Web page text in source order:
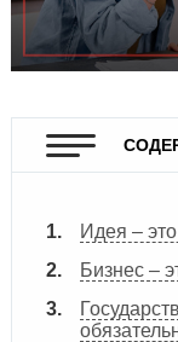
Идея –
Бизнес –